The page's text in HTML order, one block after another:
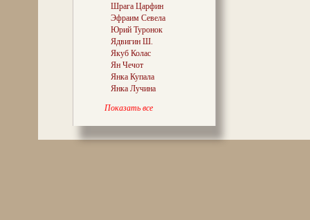
Шрага Царфин
Эфраим Севела
Юрий Туронок
Ядвигин Ш.
Якуб Колас
Ян Чечот
Янка Купала
Янка Лучина
Показать все